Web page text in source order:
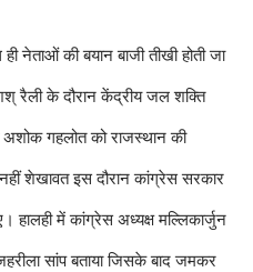
नेताओं की बयान बाजी तीखी होती जा
रैली के दौरान केंद्रीय जल शक्ति
गहलोत को राजस्थान की
शेखावत इस दौरान कांग्रेस सरकार
में कांग्रेस अध्यक्ष मल्लिकार्जुन
सांप बताया जिसके बाद जमकर